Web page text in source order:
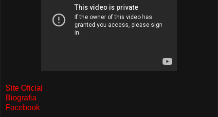
Site Oficial
Biografia
Facebook